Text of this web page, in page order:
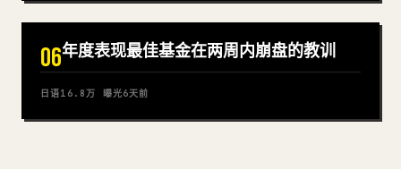
06年度表现最佳基金在两周内崩盘的教训
日语16.8万 曝光6天前